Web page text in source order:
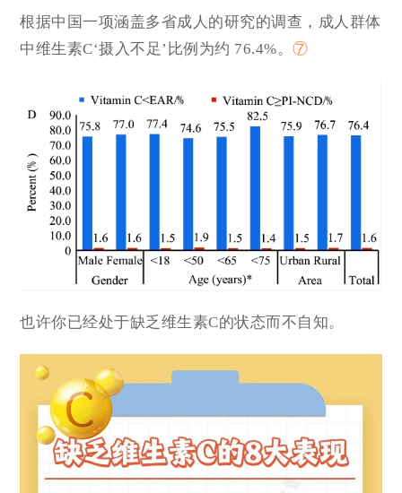
根据中国一项涵盖多省成人的研究的调查，成人群体
中维生素C‘摄入不足’比例为约 76.4%。⑦
也许你已经处于缺乏维生素C的状态而不自知。